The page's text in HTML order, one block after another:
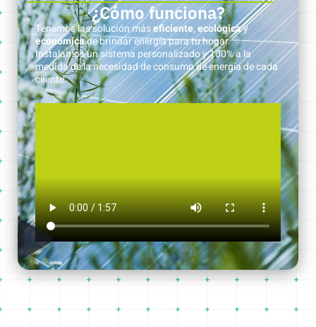
¿Cómo funciona?
Tenemos las solución máseficiente,ecológicay
económicade brindar energía para tu hogar.
Instalamos un sistema personalizado y 100% a la
medida de la necesidad de consumo de energía de cada
cliente.